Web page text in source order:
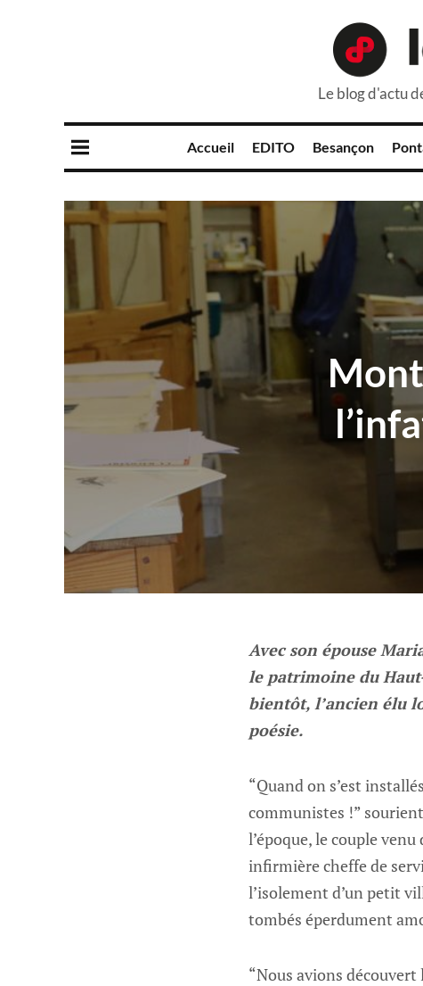
Le blog d'actu
Accueil EDITO Besançon
Avec son épouse
le patrimoine du
bientôt, l’ancien élu
poésie.
“Quand on s’est
communistes !”
l’époque, le couple
infirmière cheffe de
l’isolement d’un petit
tombés éperdument
“Nous avions